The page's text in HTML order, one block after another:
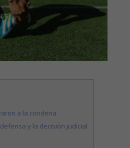
a la condena
y la decisión judicial